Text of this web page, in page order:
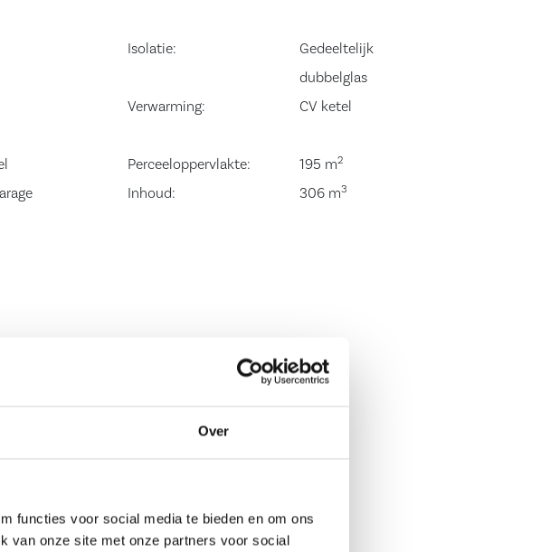
Over
functies voor social media te bieden en om ons
van onze site met onze partners voor social
Isolatie:
Gedeeltelijk
dubbelglas
Verwarming: CV ketel
Perceeloppervlakte: 195 m2
Inhoud: 306 m3